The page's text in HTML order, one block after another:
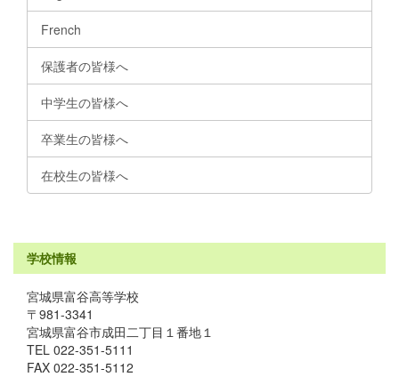
French
保護者の皆様へ
中学生の皆様へ
卒業生の皆様へ
在校生の皆様へ
学校情報
宮城県富谷高等学校
〒981-3341
宮城県富谷市成田二丁目１番地１
TEL 022-351-5111
FAX 022-351-5112